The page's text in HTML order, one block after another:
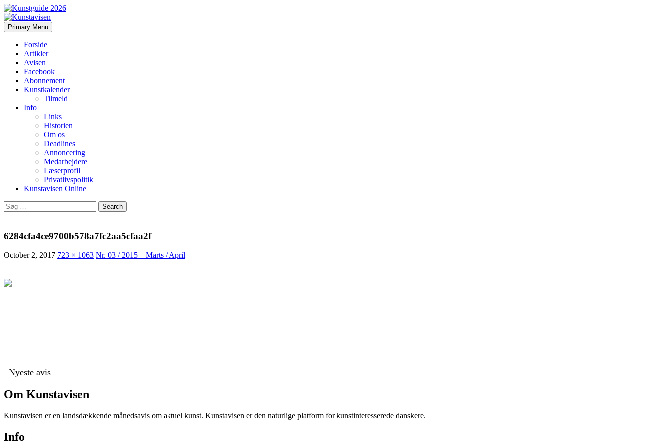
Kunstavisen
Search
Primary Menu Skip
to
Forside
Artikler
Avisen
Facebook
Abonnement
Kunstkalender
Tilmeld
Info
Links
Historien
Om os
Deadlines
Annoncering
Medarbejdere
Læserprofil
Privatlivspolitik
Kunstavisen Online
Search
for:
6284cfa4ce9700b578a7fc2aa5cfaa2f
October 2, 2017 723 × 1063 Nr. 03 / 2015 – Marts / April
Nyeste avis
Om Kunstavisen
Kunstavisen er en landsdækkende månedsavis om aktuel kunst. Kunstavisen er den naturlige platform for kunstinteresserede danskere.
Info